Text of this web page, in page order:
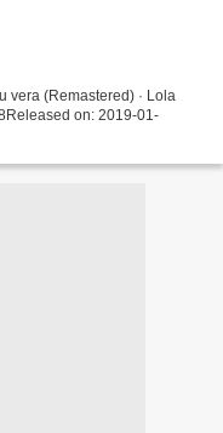
vera (Remastered) · Lola
on: 2019-01-